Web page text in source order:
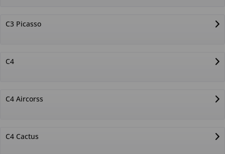
C3 Picasso
C4
C4 Aircorss
C4 Cactus